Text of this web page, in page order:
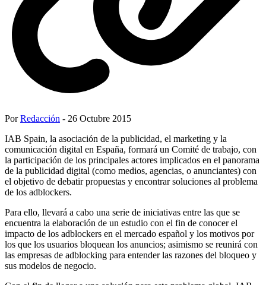
PorRedacción - 26 Octubre 2015
IAB Spain, la asociación de la publicidad, el marketing y la
comunicación digital en España, formará un Comité de trabajo, con
la participación de los principales actores implicados en el panorama
de la publicidad digital (como medios, agencias, o anunciantes) con
el objetivo de debatir propuestas y encontrar soluciones al problema
de los adblockers.
Para ello, llevará a cabo una serie de iniciativas entre las que se
encuentra la elaboración de un estudio con el fin de conocer el
impacto de los adblockers en el mercado español y los motivos por
los que los usuarios bloquean los anuncios; asimismo se reunirá con
las empresas de adblocking para entender las razones del bloqueo y
sus modelos de negocio.